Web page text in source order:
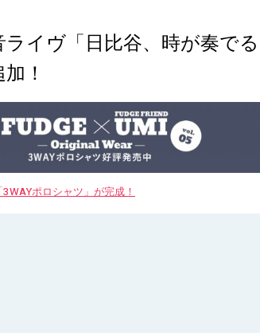
イヴ「日比谷、時が奏で
！
ポロシャツ」が完成！